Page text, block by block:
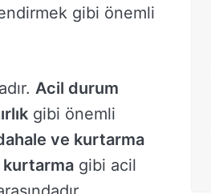
gibi önemli
Acil durum
gibi önemli
ve kurtarma
kurtarma gibi acil